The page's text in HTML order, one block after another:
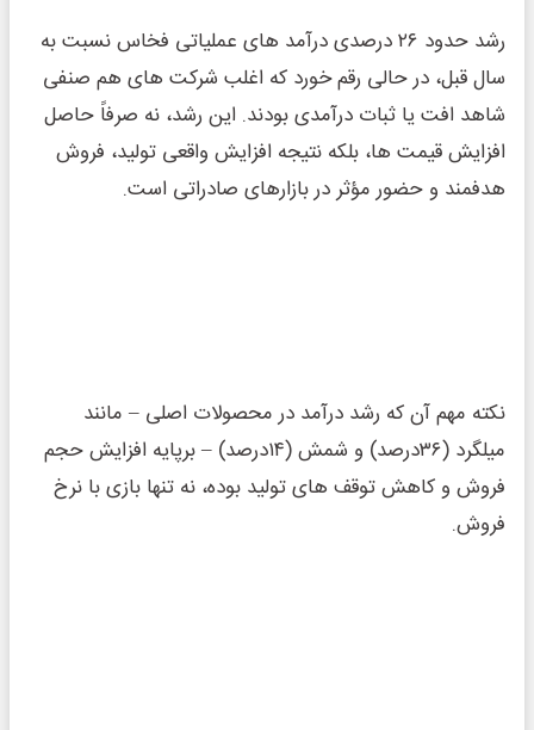
رشد حدود ۲۶ درصدی درآمد های عملیاتی فخاس نسبت به
سال قبل، در حالی رقم خورد که اغلب شرکت‌ های هم‌ صنفی
شاهد افت یا ثبات درآمدی بودند. این رشد، نه صرفاً حاصل
افزایش قیمت‌ ها، بلکه نتیجه افزایش واقعی تولید، فروش
هدفمند و حضور مؤثر در بازارهای صادراتی است.
نکته مهم آن‌ که رشد درآمد در محصولات اصلی – مانند
میلگرد (۳۶درصد) و شمش (۱۴درصد) – برپایه افزایش حجم
فروش و کاهش توقف‌ های تولید بوده، نه تنها بازی با نرخ
فروش.